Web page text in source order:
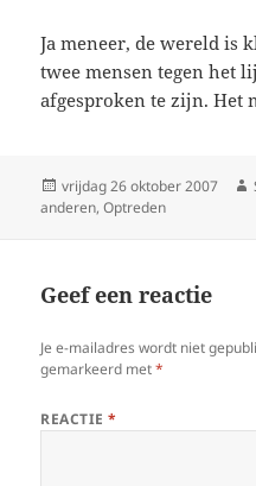
Ja meneer, de wereld is
twee mensen tegen het
afgesproken te zijn. Het
Geplaatst
op
vrijdag 26 oktober 2007
anderen,Optreden
Geef een reactie
Je e-mailadres wordt niet
gemarkeerd met*
REACTIE*